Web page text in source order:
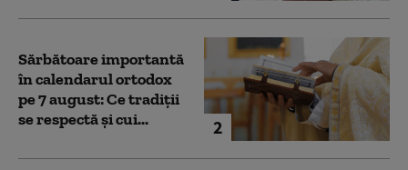
2
Sărbătoare importantă
în calendarul ortodox
pe 7 august: Ce tradiții
se respectă și cui...